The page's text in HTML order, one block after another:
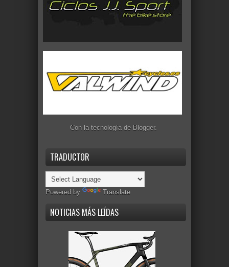
Con la tecnología de Blogger.
TRADUCTOR
Powered by Translate
NOTICIAS MÁS LEÍDAS